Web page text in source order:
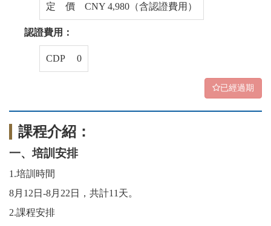
定 價 CNY 4,980（含認證費用）
認證費用：
CDP 0
已經過期
課程介紹：
一、培訓安排
1.培訓時間
8月 12 日 -8月 22 日，共計11天。
2.課程安排